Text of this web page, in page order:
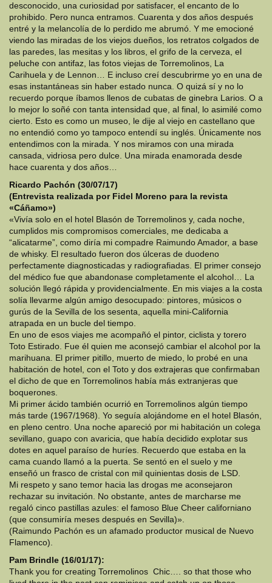
desconocido, una curiosidad por satisfacer, el encanto de lo
prohibido. Pero nunca entramos. Cuarenta y dos años después
entré y la melancolía de lo perdido me abrumó. Y me emocioné
viendo las miradas de los viejos dueños, los retratos colgados de
las paredes, las mesitas y los libros, el grifo de la cerveza, el
peluche con antifaz, las fotos viejas de Torremolinos, La
Carihuela y de Lennon… E incluso creí descubrirme yo en una de
esas instantáneas sin haber estado nunca. O quizá sí y no lo
recuerdo porque íbamos llenos de cubatas de ginebra Larios. O a
lo mejor lo soñé con tanta intensidad que, al final, lo asimilé como
cierto. Esto es como un museo, le dije al viejo en castellano que
no entendió como yo tampoco entendí su inglés. Únicamente nos
entendimos con la mirada. Y nos miramos con una mirada
cansada, vidriosa pero dulce. Una mirada enamorada desde
hace cuarenta y dos años…
Ricardo Pachón (30/07/17)
(Entrevista realizada por Fidel Moreno para la revista
«Cáñamo»)
«Vivía solo en el hotel Blasón de Torremolinos y, cada noche,
cumplidos mis compromisos comerciales, me dedicaba a
“alicatarme”, como diría mi compadre Raimundo Amador, a base
de whisky. El resultado fueron dos úlceras de duodeno
perfectamente diagnosticadas y radiografiadas. El primer consejo
del médico fue que abandonase completamente el alcohol… La
solución llegó rápida y providencialmente. En mis viajes a la costa
solía llevarme algún amigo desocupado: pintores, músicos o
gurús de la Sevilla de los sesenta, aquella mini-California
atrapada en un bucle del tiempo.
En uno de esos viajes me acompañó el pintor, ciclista y torero
Toto Estirado. Fue él quien me aconsejó cambiar el alcohol por la
marihuana. El primer pitillo, muerto de miedo, lo probé en una
habitación de hotel, con el Toto y dos extrajeras que confirmaban
el dicho de que en Torremolinos había más extranjeras que
boquerones.
Mi primer ácido también ocurrió en Torremolinos algún tiempo
más tarde (1967/1968). Yo seguía alojándome en el hotel Blasón,
en pleno centro. Una noche apareció por mi habitación un colega
sevillano, guapo con avaricia, que había decidido explotar sus
dotes en aquel paraíso de huríes. Recuerdo que estaba en la
cama cuando llamó a la puerta. Se sentó en el suelo y me
enseñó un frasco de cristal con mil quinientas dosis de LSD.
Mi respeto y sano temor hacia las drogas me aconsejaron
rechazar su invitación. No obstante, antes de marcharse me
regaló cinco pastillas azules: el famoso Blue Cheer californiano
(que consumiría meses después en Sevilla)».
(Raimundo Pachón es un afamado productor musical de Nuevo
Flamenco).
Pam Brindle (16/01/17):
Thank you for creating Torremolinos Chic…. so that those who